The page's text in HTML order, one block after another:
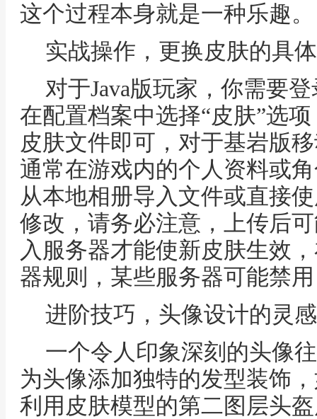
这个过程本身就是一种乐趣。
实战操作，更换皮肤的具
对于Java版玩家，你需要
在配置档案中选择“皮肤”选
皮肤文件即可，对于基岩版
通常在游戏内的个人资料或
从本地相册导入文件或直接
修改，请务必注意，上传后
入服务器才能使新皮肤生效
器规则，某些服务器可能禁
进阶技巧，头像设计的灵
一个令人印象深刻的头像
为头像添加独特的发型装饰
利用皮肤模型的第二图层头